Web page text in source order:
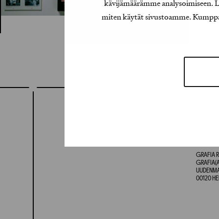
kävijämäärämme analysoimiseen.
miten käytät sivustoamme.
GRAFIA
00120